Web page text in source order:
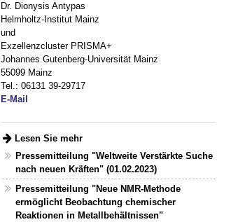
Dr. Dionysis Antypas
Helmholtz-Institut Mainz
und
Exzellenzcluster PRISMA+
Johannes Gutenberg-Universität Mainz
55099 Mainz
Tel.: 06131 39-29717
E-Mail
Lesen Sie mehr
Pressemitteilung "Weltweite Verstärkte Suche
nach neuen Kräften" (01.02.2023)
Pressemitteilung "Neue NMR-Methode
ermöglicht Beobachtung chemischer
Reaktionen in Metallbehältnissen"